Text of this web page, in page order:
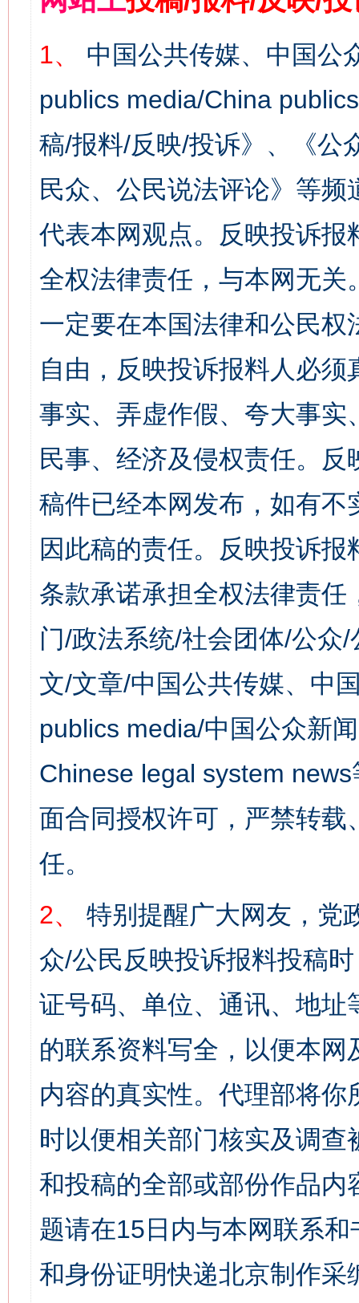
1、
中国公共传媒、中国公
publics media/China
稿/报料/反映/投诉》、《公
民众、公民说法评论》等
代表本网观点。反映投诉
全权法律责任，与本网无
一定要在本国法律和公民
自由，反映投诉报料人必
事实、弄虚作假、夸大事
民事、经济及侵权责任。
稿件已经本网发布，如有
因此稿的责任。反映投诉
条款承诺承担全权法律责
门/政法系统/社会团体/公众
文/文章/中国公共传媒、中
publics media/中国公众新
Chinese legal system
面合同授权许可，严禁转
任。
2、
特别提醒广大网友，党
众/公民反映投诉报料投稿
证号码、单位、通讯、地
的联系资料写全，以便本
内容的真实性。代理部将
时以便相关部门核实及调
和投稿的全部或部份作品
题请在15日内与本网联系
和身份证明快递北京制作